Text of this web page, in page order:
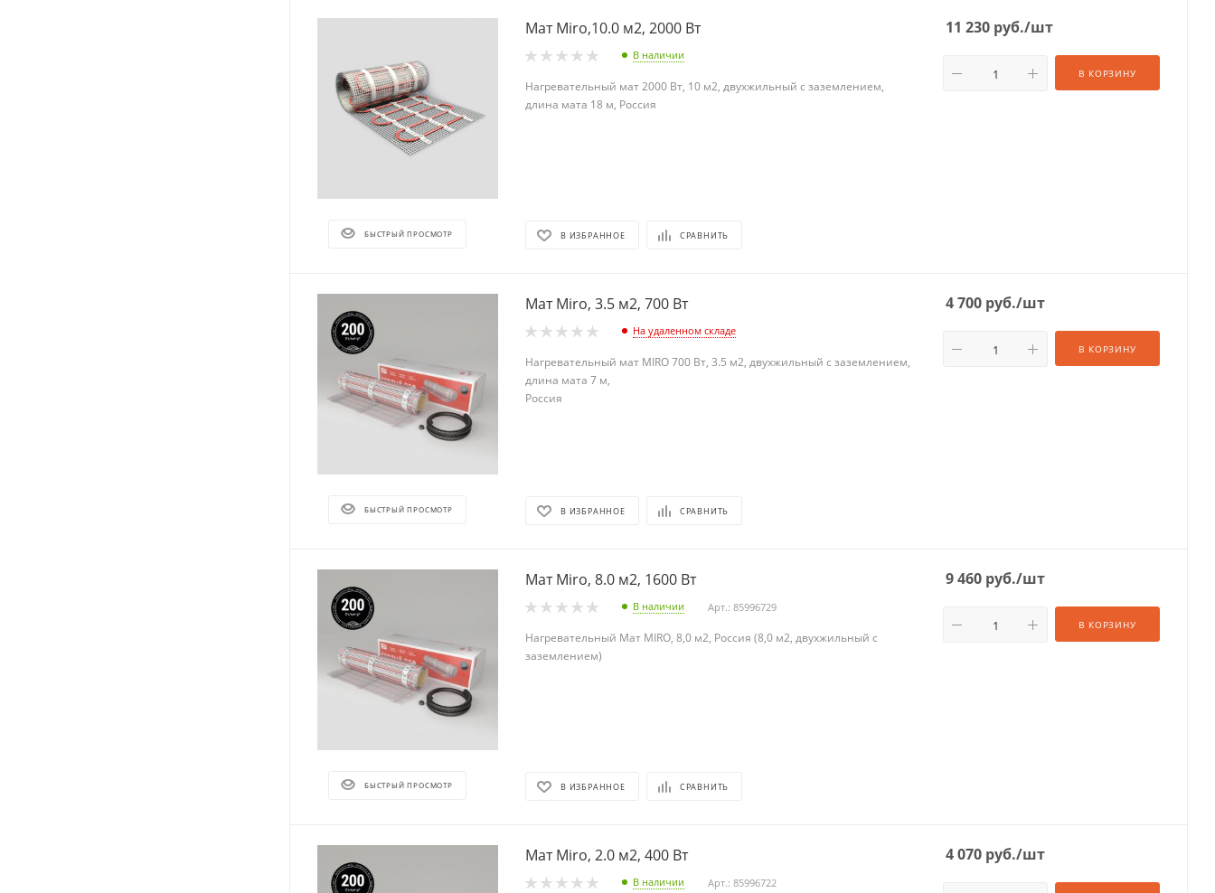
БЫСТРЫЙ ПРОСМОТР
Мат Miro,10.0 м2, 2000 Вт
В наличии
Нагревательный мат 2000 Вт, 10 м2, двухжильный с заземлением,
длина мата 18 м, Россия
В ИЗБРАННОЕ СРАВНИТЬ
11 230 руб./шт
В КОРЗИНУ
БЫСТРЫЙ ПРОСМОТР
Мат Miro, 3.5 м2, 700 Вт
На удаленном складе
Нагревательный мат MIRO 700 Вт, 3.5 м2, двухжильный с заземлением,
длина мата 7 м,
Россия
В ИЗБРАННОЕ СРАВНИТЬ
4 700 руб./шт
В КОРЗИНУ
БЫСТРЫЙ ПРОСМОТР
Мат Miro, 8.0 м2, 1600 Вт
В наличии Арт.: 85996729
Нагревательный Мат MIRO, 8,0 м2, Россия (8,0 м2, двухжильный с
заземлением)
В ИЗБРАННОЕ СРАВНИТЬ
9 460 руб./шт
В КОРЗИНУ
Мат Miro, 2.0 м2, 400 Вт
В наличии Арт.: 85996722
4 070 руб./шт